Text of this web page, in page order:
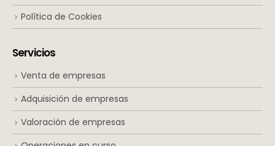
Política de Cookies
Servicios
Venta de empresas
Adquisición de empresas
Valoración de empresas